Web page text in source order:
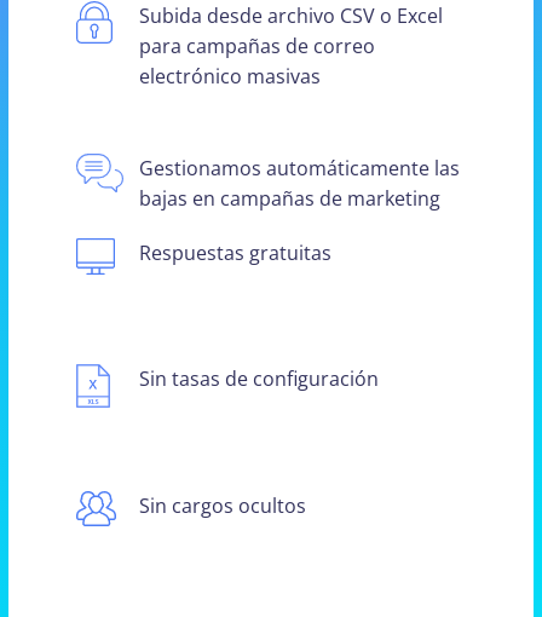
Subida desde archivo CSV o Excel
para campañas de correo
electrónico masivas
Gestionamos automáticamente las
bajas en campañas de marketing
Respuestas gratuitas
Sin tasas de configuración
Sin cargos ocultos